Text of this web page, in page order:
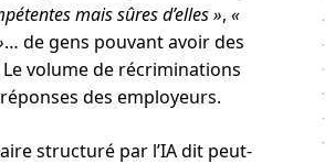
mais sûres d’elles », «
… de gens pouvant avoir des
volume de récriminations
des employeurs.
structuré par l’IA dit peut-